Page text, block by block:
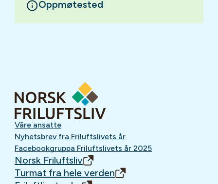
Oppmøtested
Våre ansatte
Nyhetsbrev fra Friluftslivets år
Facebookgruppa Friluftslivets år 2025
Norsk Friluftsliv
Turmat fra hele verden